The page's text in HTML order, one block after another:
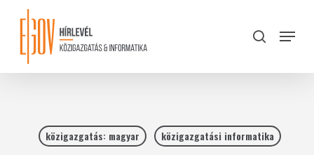
content
search
Menu
közigazgatás: magyar közigazgatási informatika
Close